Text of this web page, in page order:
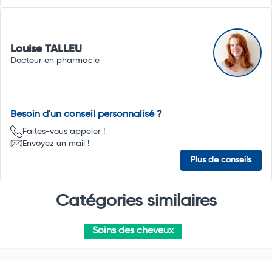
Louise TALLEU
Docteur en pharmacie
Besoin d'un conseil personnalisé ?
Faites-vous appeler !
Envoyez un mail !
Plus de conseils
Catégories similaires
Soins des cheveux